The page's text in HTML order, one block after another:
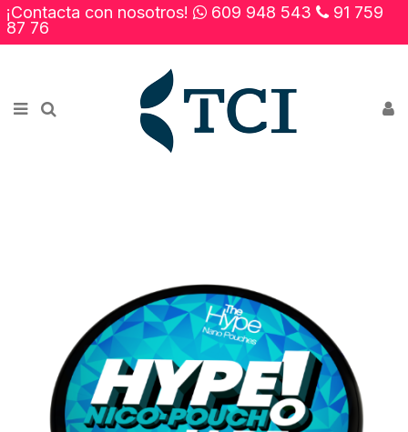
¡Contacta con nosotros! 609 948 543
91 759
87 76
×
Rebajas